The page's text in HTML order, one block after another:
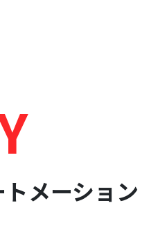
メーション